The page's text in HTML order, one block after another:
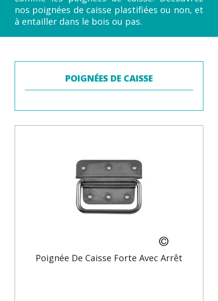
nos poignées de caisse plastifiées ou non, et
à entailler dans le bois ou pas.
POIGNÉES DE CAISSE
Poignée De Caisse Forte Avec Arrêt